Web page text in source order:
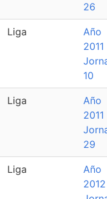
26
Liga
Año
2011
10
Liga
Año
2011
29
Liga
Año
2012